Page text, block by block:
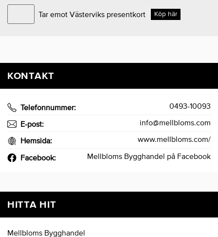
Tar emot Västerviks presentkort Köp här
KONTAKT
Telefonnummer: 0493-10093
E-post: info@mellbloms.com
Hemsida: www.mellbloms.com/
Facebook: Mellbloms Bygghandel på Facebook
HITTA HIT
Mellbloms Bygghandel